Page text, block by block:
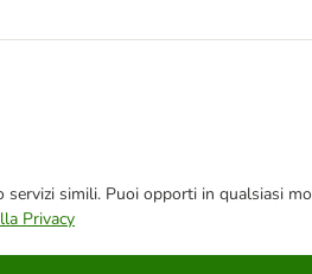
simili. Puoi opporti in qualsiasi
Privacy